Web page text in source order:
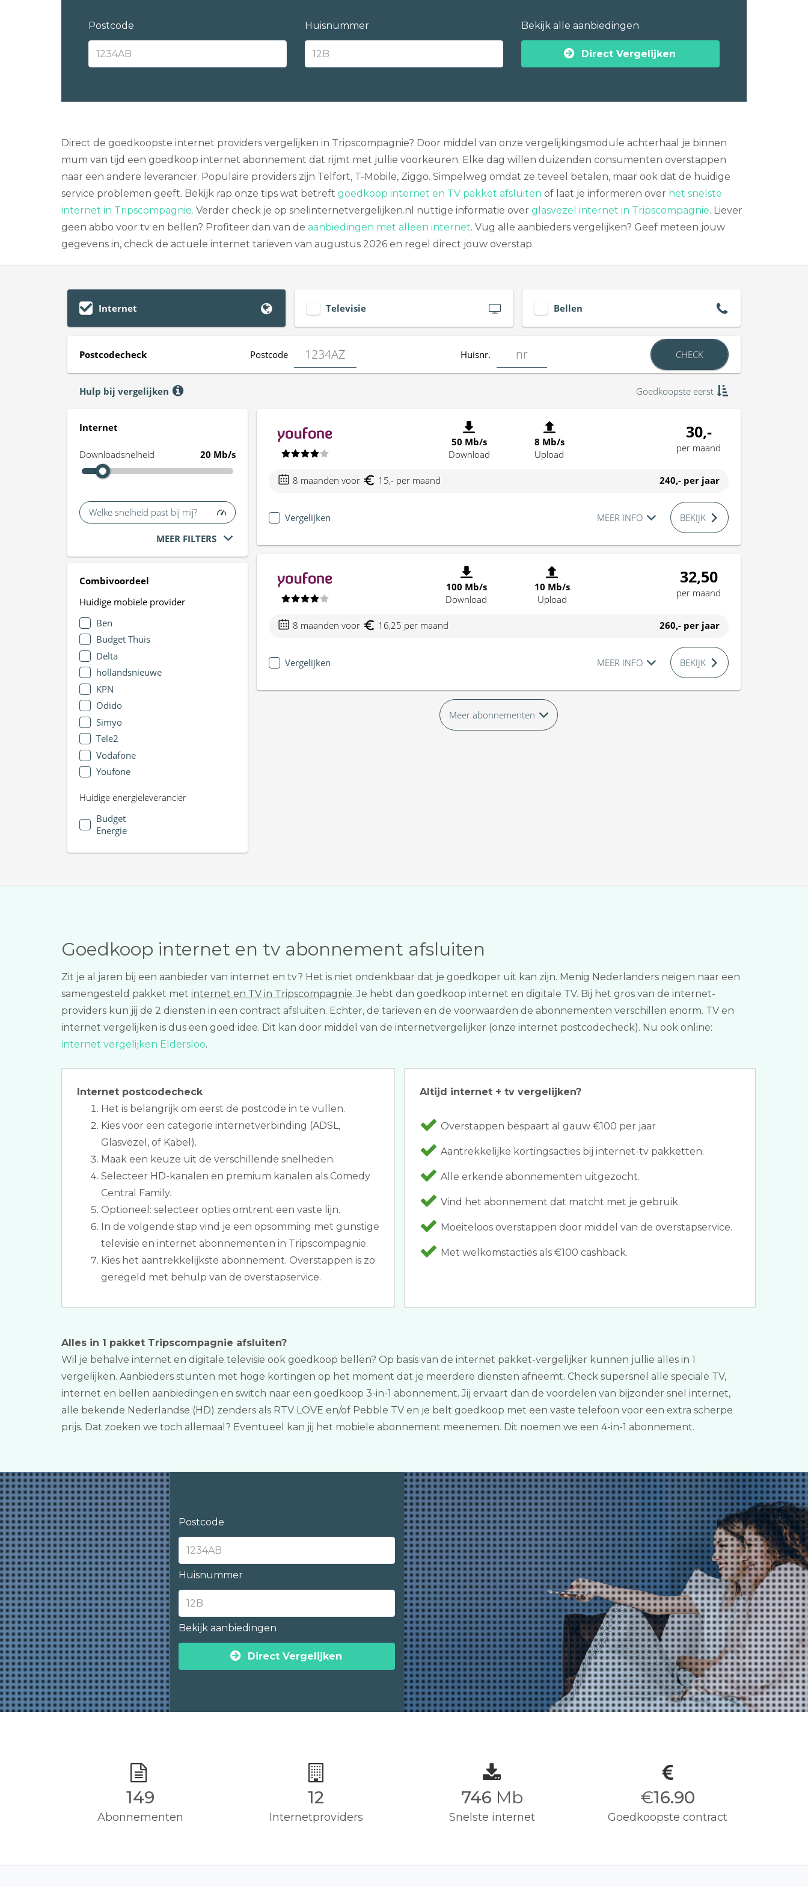
Postcode Huisnummer Bekijk alle aanbiedingen
Direct Vergelijken
Direct de goedkoopste internet providers vergelijken in Tripscompagnie? Door middel van onze vergelijkingsmodule achterhaal je binnen
mum van tijd een goedkoop internet abonnement dat rijmt met jullie voorkeuren. Elke dag willen duizenden consumenten overstappen
naar een andere leverancier. Populaire providers zijn Telfort, T-Mobile, Ziggo. Simpelweg omdat ze teveel betalen, maar ook dat de huidige
service problemen geeft. Bekijk rap onze tips wat betreft goedkoop internet en TV pakket afsluiten of laat je informeren over het snelste
internet in Tripscompagnie. Verder check je op snelinternetvergelijken.nl nuttige informatie over glasvezel internet in Tripscompagnie. Liever
geen abbo voor tv en bellen? Profiteer dan van de aanbiedingen met alleen internet. Vug alle aanbieders vergelijken? Geef meteen jouw
gegevens in, check de actuele internet tarieven van augustus 2026 en regel direct jouw overstap.
Internet Televisie Bellen
Postcodecheck Postcode Huisnr. CHECK
Hulp bij vergelijken Goedkoopste eerst
Internet
Downloadsnelheid 20 Mb/s
Welke snelheid past bij mij?
MEER FILTERS
Combivoordeel
Huidige mobiele provider
Ben
Budget Thuis
Delta
hollandsnieuwe
KPN
Odido
Simyo
Tele2
Vodafone
Youfone
Huidige energieleverancier
Budget
Energie
50 Mb/s
Download
8 Mb/s
Upload
30,-
per maand
8 maanden voor 15,- per maand 240,- per jaar
Vergelijken MEER INFO BEKIJK
100 Mb/s
Download
10 Mb/s
Upload
32,50
per maand
8 maanden voor 16,25 per maand 260,- per jaar
Vergelijken MEER INFO BEKIJK
Meer abonnementen
Goedkoop internet en tv abonnement afsluiten
Zit je al jaren bij een aanbieder van internet en tv? Het is niet ondenkbaar dat je goedkoper uit kan zijn. Menig Nederlanders neigen naar een
samengesteld pakket met internet en TV in Tripscompagnie. Je hebt dan goedkoop internet en digitale TV. Bij het gros van de internet-
providers kun jij de 2 diensten in een contract afsluiten. Echter, de tarieven en de voorwaarden de abonnementen verschillen enorm. TV en
internet vergelijken is dus een goed idee. Dit kan door middel van de internetvergelijker (onze internet postcodecheck). Nu ook online:
internet vergelijken Eldersloo.
Internet postcodecheck
Het is belangrijk om eerst de postcode in te vullen.
Kies voor een categorie internetverbinding (ADSL,
Glasvezel, of Kabel).
Maak een keuze uit de verschillende snelheden.
Selecteer HD-kanalen en premium kanalen als Comedy
Central Family.
Optioneel: selecteer opties omtrent een vaste lijn.
In de volgende stap vind je een opsomming met gunstige
televisie en internet abonnementen in Tripscompagnie.
Kies het aantrekkelijkste abonnement. Overstappen is zo
geregeld met behulp van de overstapservice.
Altijd internet + tv vergelijken?
Overstappen bespaart al gauw €100 per jaar
Aantrekkelijke kortingsacties bij internet-tv pakketten.
Alle erkende abonnementen uitgezocht.
Vind het abonnement dat matcht met je gebruik.
Moeiteloos overstappen door middel van de overstapservice.
Met welkomstacties als €100 cashback.
Alles in 1 pakket Tripscompagnie afsluiten?
Wil je behalve internet en digitale televisie ook goedkoop bellen? Op basis van de internet pakket-vergelijker kunnen jullie alles in 1
vergelijken. Aanbieders stunten met hoge kortingen op het moment dat je meerdere diensten afneemt. Check supersnel alle speciale TV,
internet en bellen aanbiedingen en switch naar een goedkoop 3-in-1 abonnement. Jij ervaart dan de voordelen van bijzonder snel internet,
alle bekende Nederlandse (HD) zenders als RTV LOVE en/of Pebble TV en je belt goedkoop met een vaste telefoon voor een extra scherpe
prijs. Dat zoeken we toch allemaal? Eventueel kan jij het mobiele abonnement meenemen. Dit noemen we een 4-in-1 abonnement.
Postcode
Huisnummer
Bekijk aanbiedingen
Direct Vergelijken
150
Abonnementen
12
Internetproviders
750 Mb
Snelste internet
€17.00
Goedkoopste contract